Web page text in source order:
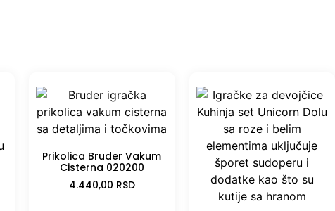
Prikolica Bruder Vakum
Cisterna 020200
4.440,00 RSD